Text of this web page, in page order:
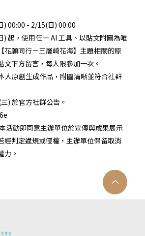
00:00 - 2/15(日) 00:00
起，使用任一 AI 工具、以貼文附圖為唯
花願同行－三層崎花海】主題相關的原
文下方留言，每人限參加一次。
人原創生成作品，附圖清晰並符合社群
) 於官方社群公告。
活動即同意主辦單位於宣傳與成果展示
經判定違規或侵權，主辦單位保留取消
力。